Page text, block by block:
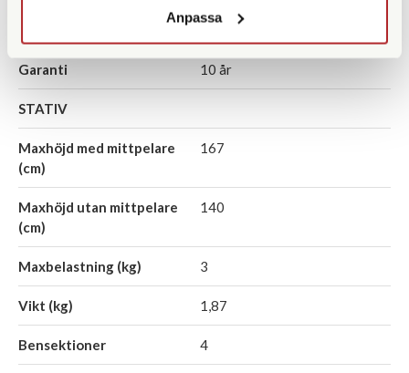
Anpassa
Garanti 10 år
STATIV
Maxhöjd med mittpelare
(cm)
167
Maxhöjd utan mittpelare
(cm)
140
Maxbelastning (kg) 3
Vikt (kg) 1,87
Bensektioner 4